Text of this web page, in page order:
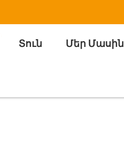
Տուն Մեր Մասին